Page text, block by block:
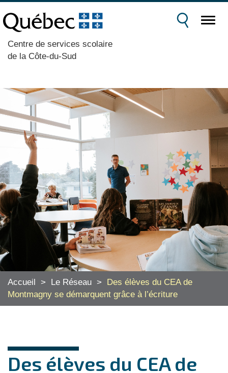
Centre de services scolaire
de la Côte-du-Sud
Accueil > Le Réseau >
Des élèves du CEA de
Montmagny se démarquent grâce à l’écriture
Des élèves du CEA de